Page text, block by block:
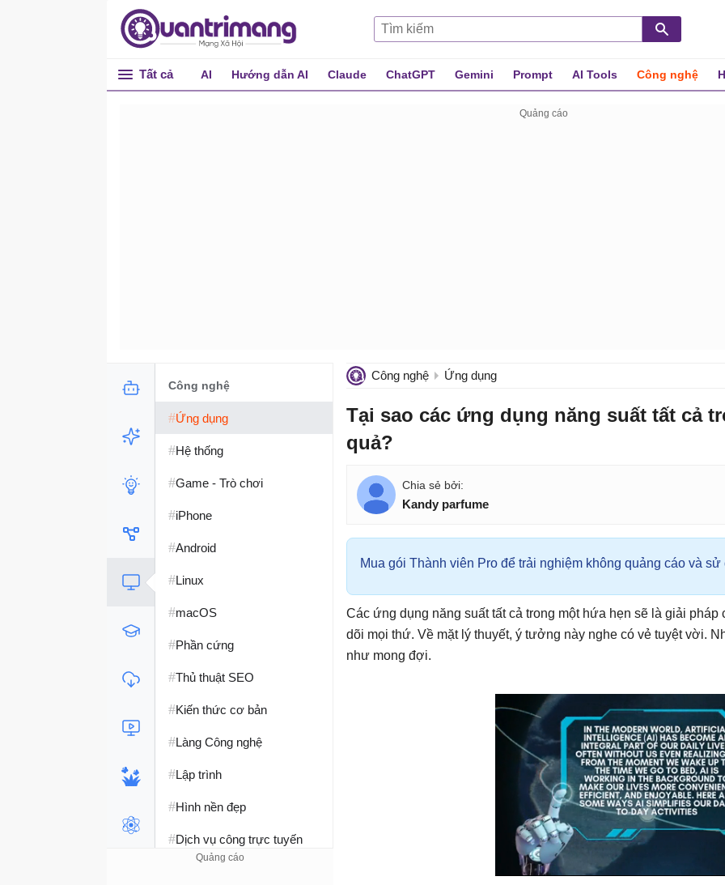
Tất cả AI Hướng dẫn AI Claude ChatGPT Gemini Prompt AI Tools Công nghệ
Công nghệ Ứng dụng
Tại sao các ứng dụng năng suất tất cả
quả?
Kandy parfume
Mua gói Thành viên Pro để trải nghiệm không quảng cáo và sử
Các ứng dụng năng suất tất cả trong một hứa hẹn sẽ là giải
dõi mọi thứ. Về mặt lý thuyết, ý tưởng này nghe có vẻ tuyệt vời.
như mong đợi.
Công nghệ
#Ứng dụng
#Hệ thống
#Game - Trò chơi
#iPhone
#Android
#Linux
#macOS
#Phần cứng
#Thủ thuật SEO
#Kiến thức cơ bản
#Làng Công nghệ
#Lập trình
#Hình nền đẹp
#Dịch vụ công trực tuyến